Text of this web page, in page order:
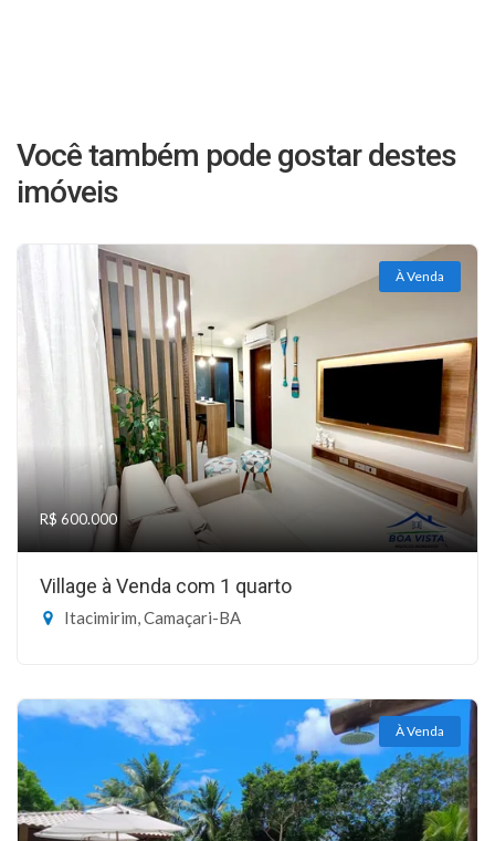
Você também pode gostar destes
imóveis
À Venda
R$ 600.000
Village à Venda com 1 quarto
Itacimirim, Camaçari-BA
À Venda